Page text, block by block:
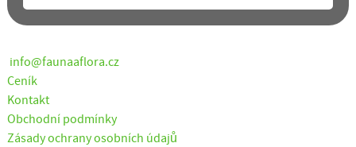
info@faunaaflora.cz
Ceník
Kontakt
Obchodní podmínky
Zásady ochrany osobních údajů